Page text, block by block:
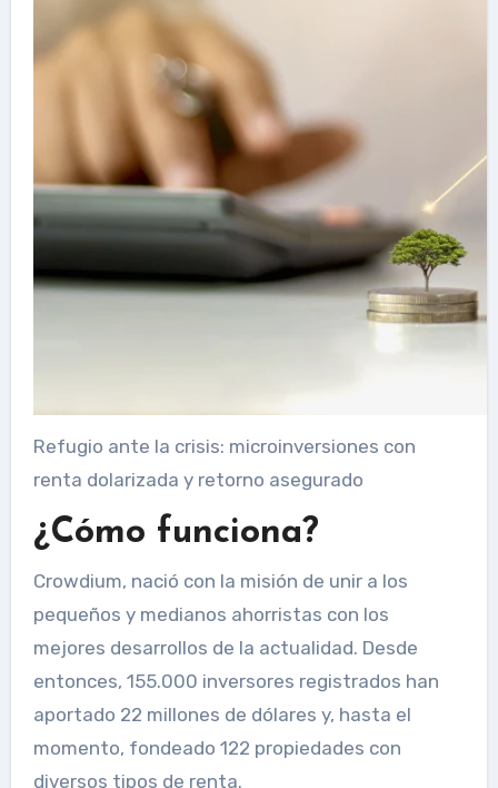
Refugio ante la crisis: microinversiones con
renta dolarizada y retorno asegurado
¿Cómo funciona?
Crowdium, nació con la misión de unir a los
pequeños y medianos ahorristas con los
mejores desarrollos de la actualidad. Desde
entonces, 155.000 inversores registrados han
aportado 22 millones de dólares y, hasta el
momento, fondeado 122 propiedades con
diversos tipos de renta.